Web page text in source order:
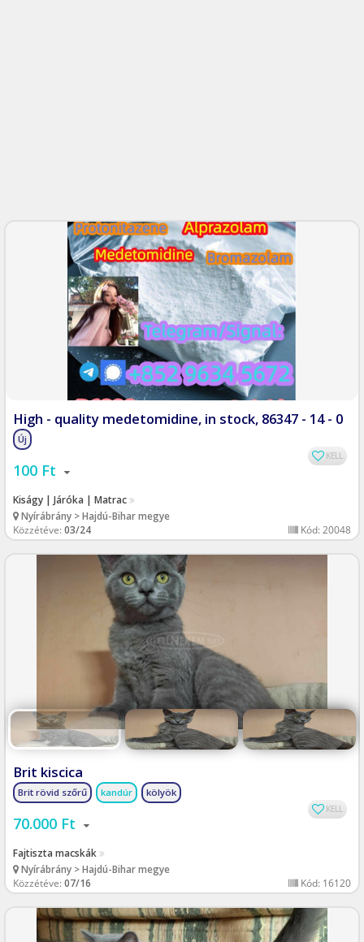
100 Ft
Kiságy | Járóka | Matrac
Nyírábrány > Hajdú-Bihar megye
Közzétéve:03/24 Kód: 20048
High - quality medetomidine, in stock, 86347 - 14 - 0
Új
KELL
70.000 Ft
Fajtiszta macskák
Nyírábrány > Hajdú-Bihar megye
Közzétéve:07/16 Kód: 16120
Brit kiscica
Brit rövid szőrű kandúr kölyök
KELL